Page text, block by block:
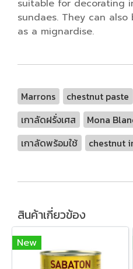
suitable for decorating
sundaes. They can
as a mignardise.
Marrons chestnut paste
เกาลัดฝรั่งเศส
Mona
เกาลัดพร้อมใช้
chestnut
สินค้าเกี่ยวข้อง
New